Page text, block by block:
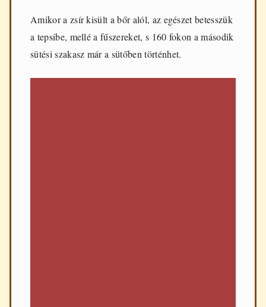
Amikor a zsír kisült a bőr alól, az egészet betesszük
a tepsibe, mellé a fűszereket, s 160 fokon a második
sütési szakasz már a sütőben történhet.